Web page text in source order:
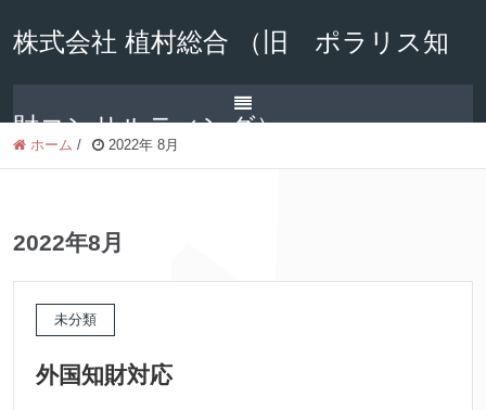
株式会社 植村総合 （旧 ポラリス知
財コンサルティング）
ホーム / 2022年 8月
2022年8月
未分類
外国知財対応